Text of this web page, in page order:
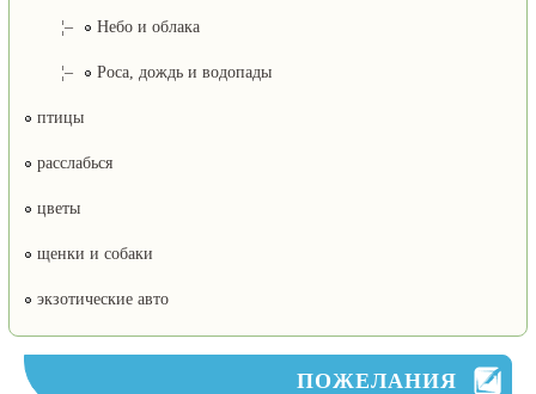
¦– Небо и облака
¦– Роса, дождь и водопады
птицы
расслабься
цветы
щенки и собаки
экзотические авто
ПОЖЕЛАНИЯ